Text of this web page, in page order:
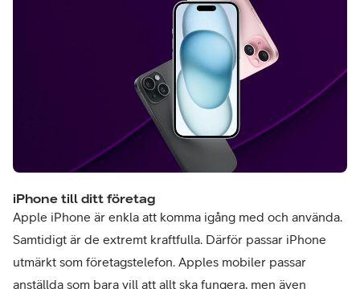
iPhone till ditt företag
Apple iPhone är enkla att komma igång med och använda.
Samtidigt är de extremt kraftfulla. Därför passar iPhone
utmärkt som företagstelefon. Apples mobiler passar
anställda som bara vill att allt ska fungera, men även